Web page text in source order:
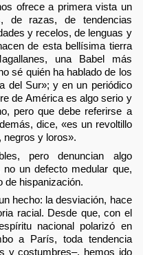
ofrece a primera vista un
de razas, de tendencias
y recelos, de lenguas y
de esta bellísima tierra
una Babel más
sé quién ha hablado de los
del Sur»; y en un periódico
de América es algo serio y
pero que debe referirse a
dice, «es un revoltillo
negros y loros».
pero denuncian algo
un defecto medular que,
de hispanización.
hecho: la desviación, hace
racial. Desde que, con el
nacional polarizó en
a París, toda tendencia
y costumbres–, hemos ido